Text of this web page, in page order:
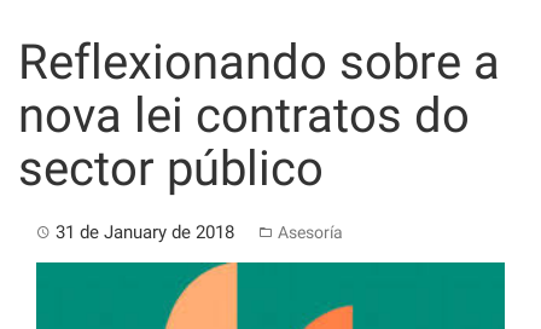
content
Reflexionando sobre a
nova lei contratos do
sector público
31 de January de 2018 Asesoría